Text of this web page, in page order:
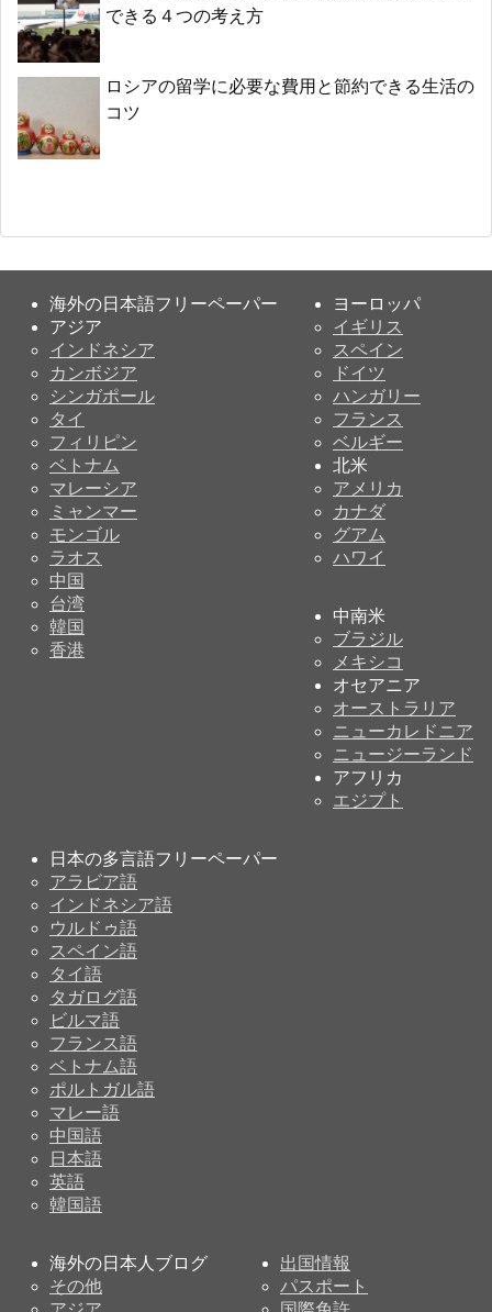
できる４つの考え方
ロシアの留学に必要な費用と節約できる生活の
コツ
海外の日本語フリーペーパー
アジア
インドネシア
カンボジア
シンガポール
タイ
フィリピン
ベトナム
マレーシア
ミャンマー
モンゴル
ラオス
中国
台湾
韓国
香港
ヨーロッパ
イギリス
スペイン
ドイツ
ハンガリー
フランス
ベルギー
北米
アメリカ
カナダ
グアム
ハワイ
中南米
ブラジル
メキシコ
オセアニア
オーストラリア
ニューカレドニア
ニュージーランド
アフリカ
エジプト
日本の多言語フリーペーパー
アラビア語
インドネシア語
ウルドゥ語
スペイン語
タイ語
タガログ語
ビルマ語
フランス語
ベトナム語
ポルトガル語
マレー語
中国語
日本語
英語
韓国語
海外の日本人ブログ
その他
出国情報
パスポート